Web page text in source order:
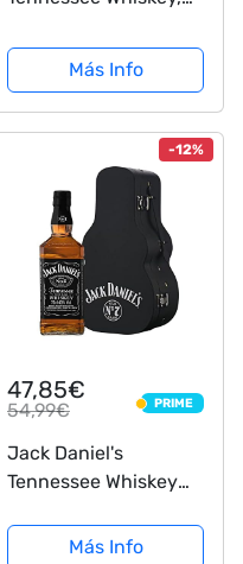
Más Info
-12%
47,85€
54,99€ PRIME
PRIME
Jack Daniel's
Tennessee Whiskey
Jack Daniel's Old N. 7
Más Info